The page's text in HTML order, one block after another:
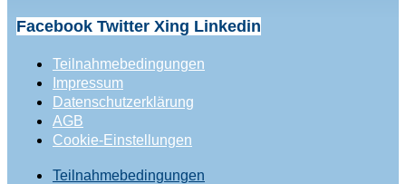
Facebook Twitter Xing Linkedin
Teilnahmebedingungen
Impressum
Datenschutzerklärung
AGB
Cookie-Einstellungen
Teilnahmebedingungen